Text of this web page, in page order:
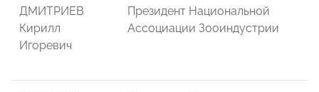
ДМИТРИЕВ
Кирилл
Игоревич
Президент Национальной
Ассоциации Зооиндустрии